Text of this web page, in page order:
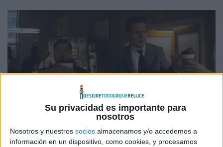
Su privacidad es importante para
nosotros
Nosotros y nuestros socios almacenamos y/o accedemos a
información en un dispositivo, como cookies, y procesamos
Frank Drebin tiene un digno heredero
que asegura lagrimones de risa